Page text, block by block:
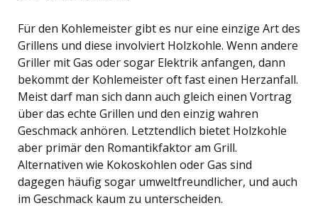
Für den Kohlemeister gibt es nur eine einzige Art des
Grillens und diese involviert Holzkohle. Wenn andere
Griller mit Gas oder sogar Elektrik anfangen, dann
bekommt der Kohlemeister oft fast einen Herzanfall.
Meist darf man sich dann auch gleich einen Vortrag
über das echte Grillen und den einzig wahren
Geschmack anhören. Letztendlich bietet Holzkohle
aber primär den Romantikfaktor am Grill.
Alternativen wie Kokoskohlen oder Gas sind
dagegen häufig sogar umweltfreundlicher, und auch
im Geschmack kaum zu unterscheiden.